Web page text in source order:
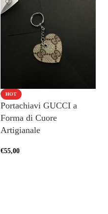
HOT
Portachiavi GUCCI a
Forma di Cuore
Artigianale
€55,00